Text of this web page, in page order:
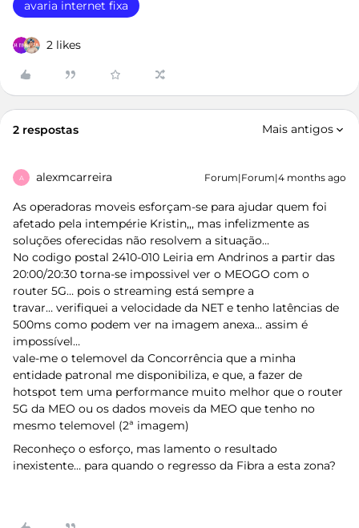
avaria internet fixa
2 likes
2 respostas Mais antigos
A alexmcarreira Forum|Forum|4 months ago
As operadoras moveis esforçam-se para ajudar quem foi
afetado pela intempérie Kristin,,, mas infelizmente as
soluções oferecidas não resolvem a situação…
No codigo postal 2410-010 Leiria em Andrinos a partir das
20:00/20:30 torna-se impossivel ver o MEOGO com o
router 5G… pois o streaming está sempre a
travar… verifiquei a velocidade da NET e tenho latências de
500ms como podem ver na imagem anexa… assim é
impossível…
vale-me o telemovel da Concorrência que a minha
entidade patronal me disponibiliza, e que, a fazer de
hotspot tem uma performance muito melhor que o router
5G da MEO ou os dados moveis da MEO que tenho no
mesmo telemovel (2ª imagem)
Reconheço o esforço, mas lamento o resultado
inexistente… para quando o regresso da Fibra a esta zona?